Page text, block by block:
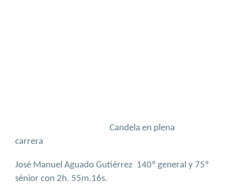
Candela en plena
carrera
José Manuel Aguado Gutiérrez 140º general y 75º
sénior con 2h. 55m.16s.